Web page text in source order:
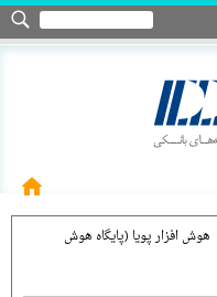
هوش افزار پویا (پایگاه هوش